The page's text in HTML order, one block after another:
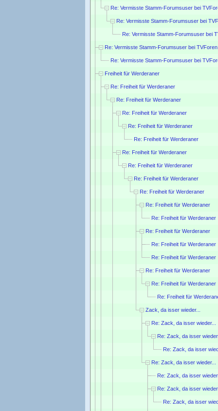
Re: Vermisste Stamm-Forumsuser bei
Re: Vermisste Stamm-Forumsuser bei
Re: Vermisste Stamm-Forumsuser bei
Re: Vermisste Stamm-Forumsuser bei
Re: Vermisste Stamm-Forumsuser bei
Freiheit für Werderaner
Re: Freiheit für Werderaner
Re: Freiheit für Werderaner
Re: Freiheit für Werderaner
Re: Freiheit für Werderaner
Re: Freiheit für Werderaner
Re: Freiheit für Werderaner
Re: Freiheit für Werderaner
Re: Freiheit für Werderaner
Re: Freiheit für Werderaner
Re: Freiheit für Werderaner
Re: Freiheit für Werderaner
Re: Freiheit für Werderaner
Re: Freiheit für Werderaner
Re: Freiheit für Werderaner
Re: Freiheit für Werderaner
Re: Freiheit für Werderaner
Re: Freiheit für
Zack, da isser wieder...
Re: Zack, da isser wieder...
Re: Zack, da isser
Re: Zack, da isser
Re: Zack, da isser wieder...
Re: Zack, da isser
Re: Zack, da isser
Re: Zack, da isser